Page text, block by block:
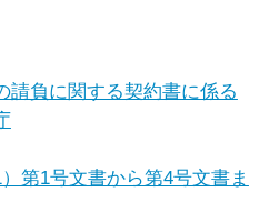
請負に関する契約書に係る
第1号文書から第4号文書ま